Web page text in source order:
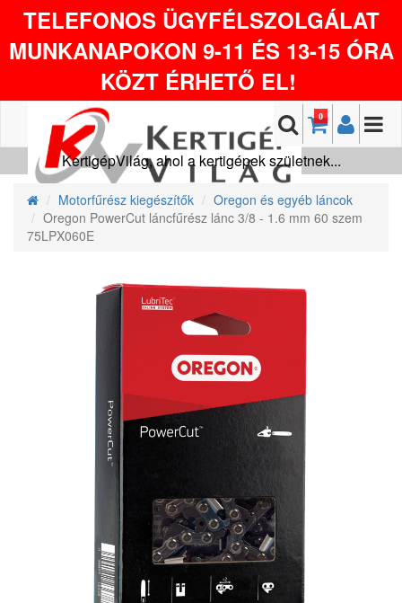
TELEFONOS ÜGYFÉLSZOLGÁLAT
MUNKANAPOKON 9-11 ÉS 13-15 ÓRA
KÖZT ÉRHETŐ EL!
0
KertigépVilág, ahol a kertigépek születnek...
Motorfűrész kiegészítők
Oregon és egyéb láncok
Oregon PowerCut láncfűrész lánc 3/8 - 1.6 mm 60 szem
75LPX060E